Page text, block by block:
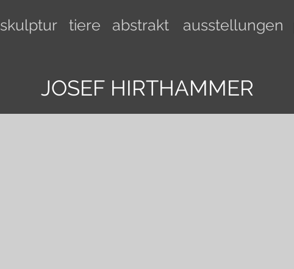
skulptur tiere abstrakt ausstellungen
JOSEF HIRTHAMMER